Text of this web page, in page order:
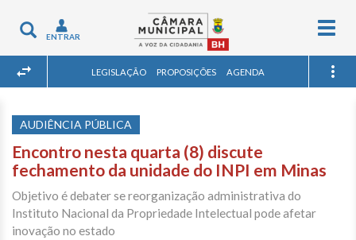
Toggle
navigation
ENTRAR
LEGISLAÇÃO PROPOSIÇÕES AGENDA
AUDIÊNCIA PÚBLICA
Encontro nesta quarta (8) discute
fechamento da unidade do INPI em Minas
Objetivo é debater se reorganização administrativa do
Instituto Nacional da Propriedade Intelectual pode afetar
inovação no estado